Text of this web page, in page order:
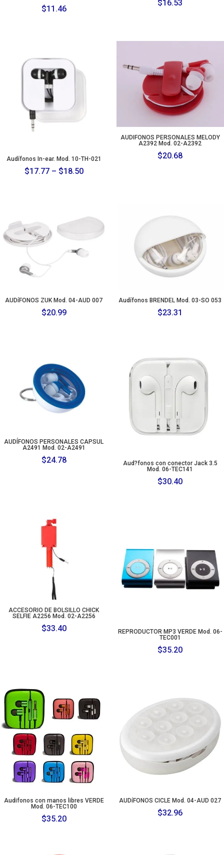
$11.46
$16.53
Audífonos In-ear. Mod. 10-TH-021
$17.77 – $18.50Price
$18.50
AUDIFONOS PERSONALES MELODY
A2392 Mod. 02-A2392
$20.68
AUDíFONOS ZUK Mod. 04-AUD 007
$20.99
Audífonos BRENDEL Mod. 03-SO 053
$23.31
AUDÍFONOS PERSONALES CAPSUL
A2491 Mod. 02-A2491
$24.78
Aud?fonos con conector Jack 3.5
Mod. 06-TEC141
$30.40
ACCESORIO DE BOLSILLO CHICK
SELFIE A2256 Mod. 02-A2256
$33.40
REPRODUCTOR MP3 VERDE Mod. 06-
TEC001
$35.20
Audifonos con manos libres VERDE
Mod. 06-TEC100
$35.20
AUDíFONOS CICLE Mod. 04-AUD 027
$32.96